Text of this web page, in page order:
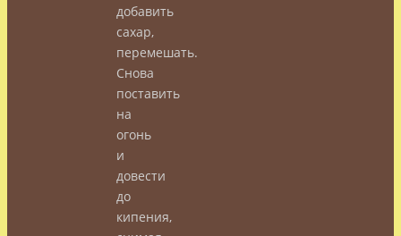
добавить
сахар,
перемешать.
Снова
поставить
на
огонь
и
довести
до
кипения,